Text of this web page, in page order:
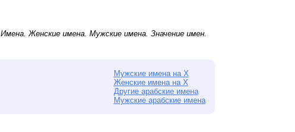
Имена.Женские имена.Мужские имена. Значение имен.
Мужские имена на Х
Женские имена на Х
Другие арабские имена
Мужские арабские имена